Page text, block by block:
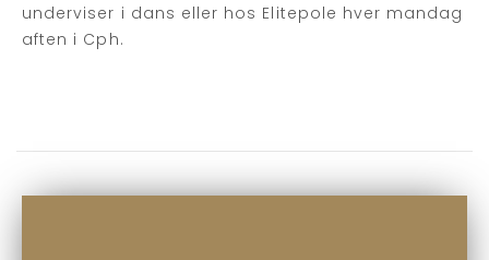
underviser i dans eller hos Elitepole hver mandag
aften i Cph.